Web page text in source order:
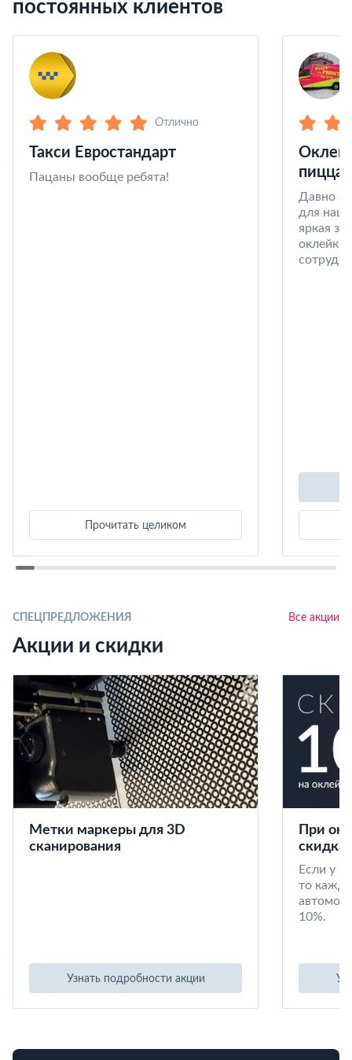
постоянных клиентов
Отлично
Такси Евростандарт
Пацаны вообще ребята!
Прочитать целиком
пицца
Давно
для
яркая
оклейке
СПЕЦПРЕДЛОЖЕНИЯ Все акции
Акции и скидки
Метки маркеры для 3D
сканирования
Узнать подробности акции
При
скидка
Если у
то
10%.